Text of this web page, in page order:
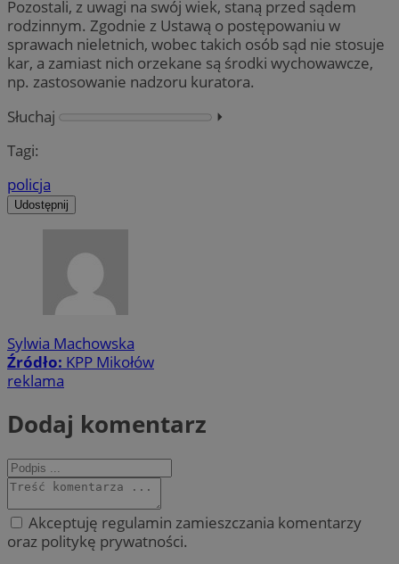
Pozostali, z uwagi na swój wiek, staną przed sądem
rodzinnym. Zgodnie z Ustawą o postępowaniu w
sprawach nieletnich, wobec takich osób sąd nie stosuje
kar, a zamiast nich orzekane są środki wychowawcze,
np. zastosowanie nadzoru kuratora.
Słuchaj
⏵︎
Tagi:
policja
Udostępnij
Sylwia Machowska
Źródło: KPP Mikołów
reklama
Dodaj komentarz
Akceptuję regulamin zamieszczania komentarzy
oraz politykę prywatności.